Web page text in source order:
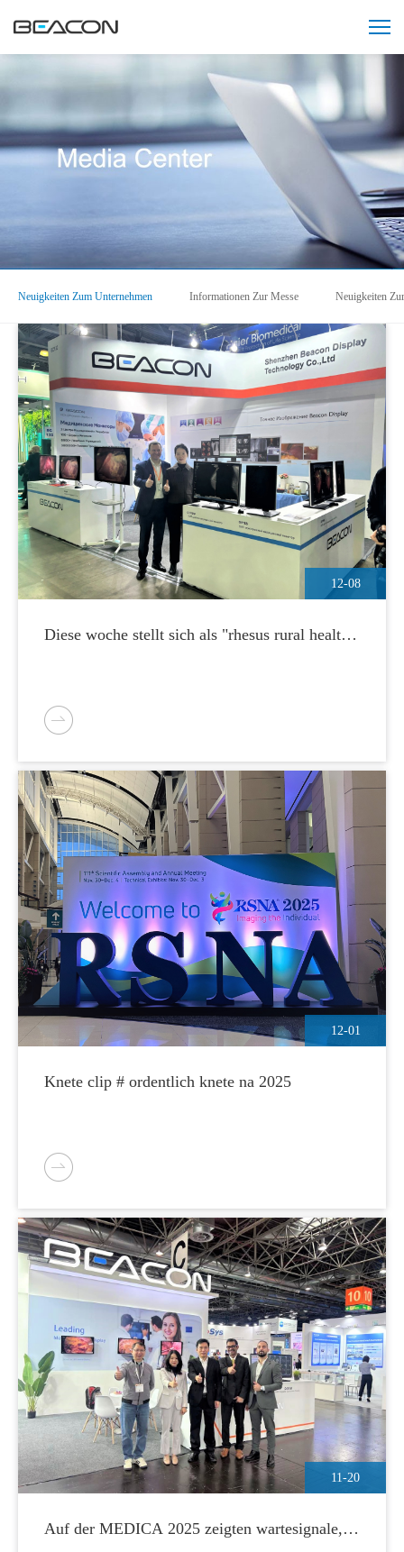
Neuigkeiten Zum Unternehmen Informationen Zur Messe Neuigkeiten
12-08
Diese woche stellt sich als "rhesus rural health
12-01
Knete clip # ordentlich knete na 2025
11-20
Auf der MEDICA 2025 zeigten wartesignale,